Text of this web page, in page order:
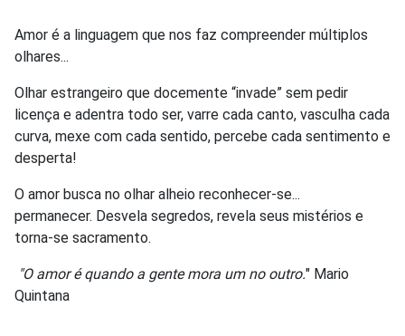
Amor é a linguagem que nos faz compreender múltiplos
olhares...
Olhar estrangeiro que docemente “invade” sem pedir
licença e adentra todo ser, varre cada canto, vasculha cada
curva, mexe com cada sentido, percebe cada sentimento e
desperta!
O amor busca no olhar alheio reconhecer-se...
permanecer. Desvela segredos, revela seus mistérios e
torna-se sacramento.
"O amor é quando a gente mora um no outro." Mario
Quintana